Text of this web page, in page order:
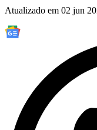
Atualizado em 02 jun